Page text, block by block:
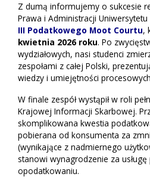
Z dumą informujemy o sukcesie
Prawa i Administracji Uniwersytetu
III Podatkowego Moot Courtu,
kwietnia 2026 roku. Po
wydziałowych, nasi studenci
zespołami z całej Polski,
wiedzy i umiejętności
W finale zespół wystąpił w roli
Krajowej Informacji Skarbowej.
skomplikowana kwestia
pobierana od konsumenta za
(wynikające z nadmiernego
stanowi wynagrodzenie za
opodatkowaniu.